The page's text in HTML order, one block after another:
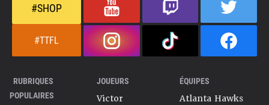
#SHOP
#TTFL
RUBRIQUES
POPULAIRES
JOUEURS
Victor
ÉQUIPES
Atlanta Hawks